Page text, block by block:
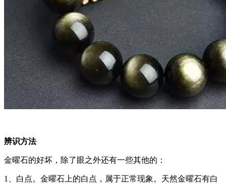
辨识方法
金曜石的好坏，除了眼之外还有一些其他的：
1、白点。金曜石上的白点，属于正常现象。天然金曜石有白